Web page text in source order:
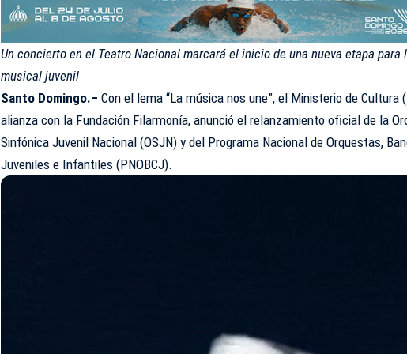
Un concierto en el Teatro Nacional marcará el inicio de una nueva etapa para
musical juvenil
Santo Domingo.–Con el lema “La música nos une”, el Ministerio de Cultura (
alianza con la Fundación Filarmonía, anunció el relanzamiento oficial de la
Sinfónica Juvenil Nacional (OSJN) y del Programa Nacional de Orquestas,
Juveniles e Infantiles (PNOBCJ).